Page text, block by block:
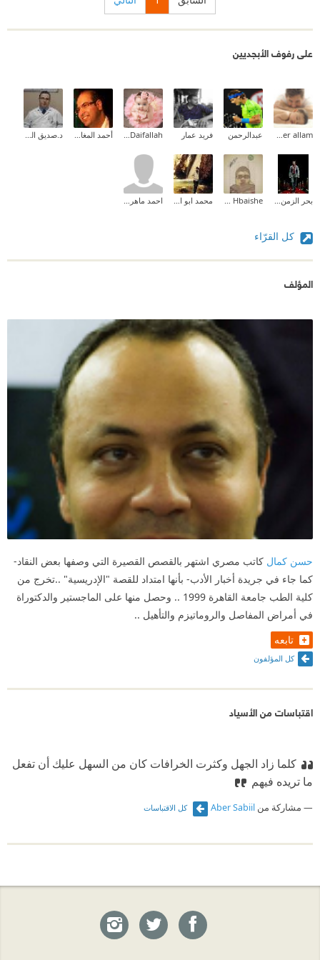
على رفوف الأبجديين
tamer allam عبدالرحمن فريد عمار Asma Daifallah أحمد المغازي د.صديق الحكيم
بحر الزمن المر Ahmed Hbaishe‎‏ محمد ابو العزائم احمد ماهر رضوان
كل القرّاء
المؤلف
حسن كمال كاتب مصري اشتهر بالقصص القصيرة التي وصفها بعض النقاد-
كما جاء في جريدة أخبار الأدب- بأنها امتداد للقصة "الإدريسية" ..تخرج من
كلية الطب جامعة القاهرة 1999 .. وحصل منها على الماجستير والدكتوراة
في أمراض المفاصل والروماتيزم والتأهيل ..
تابعه
كل المؤلفون
اقتباسات من الأسياد
كلما زاد الجهل وكثرت الخرافات كان من السهل عليك أن تفعل
ما تريده فيهم
مشاركة من Aber Sabiil كل الاقتباسات